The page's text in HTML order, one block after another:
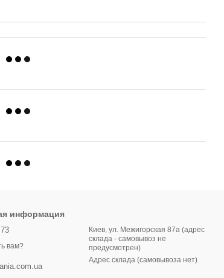
информация
вам?
Киев, ул. Межигорская 87а (адрес
склада - самовывоз не
предусмотрен)
Адрес склада (самовывоза нет)